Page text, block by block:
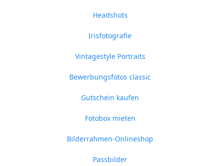
Headshots
Irisfotografie
Vintagestyle Portraits
Bewerbungsfotos classic
Gutschein kaufen
Fotobox mieten
Bilderrahmen-Onlineshop
Passbilder